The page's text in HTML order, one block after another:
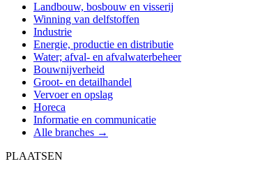
Landbouw, bosbouw en visserij
Winning van delfstoffen
Industrie
Energie, productie en distributie
Water; afval- en afvalwaterbeheer
Bouwnijverheid
Groot- en detailhandel
Vervoer en opslag
Horeca
Informatie en communicatie
Alle branches →
PLAATSEN